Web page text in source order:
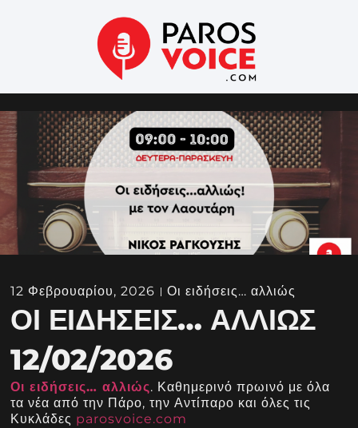
12 Φεβρουαρίου, 2026 Οι ειδήσεις… αλλιώς
ΟΙ ΕΙΔΉΣΕΙΣ… ΑΛΛΙΏΣ
12/02/2026
Οι ειδήσεις… αλλιώς. Καθημερινό πρωινό με όλα
τα νέα από την Πάρο, την Αντίπαρο και όλες τις
Κυκλάδες parosvoice.com